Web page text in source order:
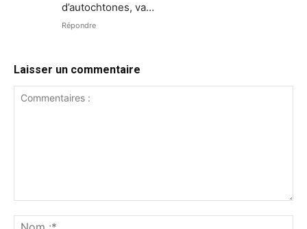
d’autochtones, va…
Répondre
Laisser un commentaire